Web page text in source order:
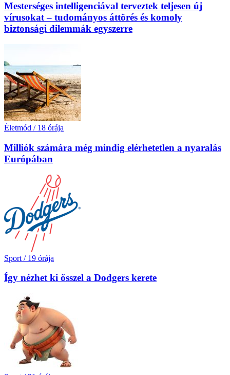
Mesterséges intelligenciával terveztek teljesen új
vírusokat – tudományos áttörés és komoly
biztonsági dilemmák egyszerre
Életmód / 18 órája
Milliók számára még mindig elérhetetlen a nyaralás
Európában
Sport / 19 órája
Így nézhet ki ősszel a Dodgers kerete